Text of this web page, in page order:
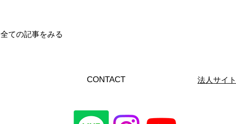
全ての記事をみる
CONTACT 法人サイ